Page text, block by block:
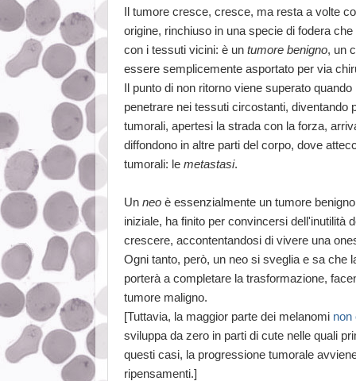
Il tumore cresce, cresce, ma resta a volte
origine, rinchiuso in una specie di fodera
con i tessuti vicini: è un tumore benigno, un
essere semplicemente asportato per via
Il punto di non ritorno viene superato
penetrare nei tessuti circostanti, diventando
tumorali, apertesi la strada con la forza,
diffondono in altre parti del corpo, dove
tumorali: le metastasi.
Un neo è essenzialmente un tumore
iniziale, ha finito per convincersi dell'inutilità
crescere, accontentandosi di vivere una
Ogni tanto, però, un neo si sveglia e sa che
porterà a completare la trasformazione,
tumore maligno.
[Tuttavia, la maggior parte dei melanomi non
sviluppa da zero in parti di cute nelle quali
questi casi, la progressione tumorale
ripensamenti.]